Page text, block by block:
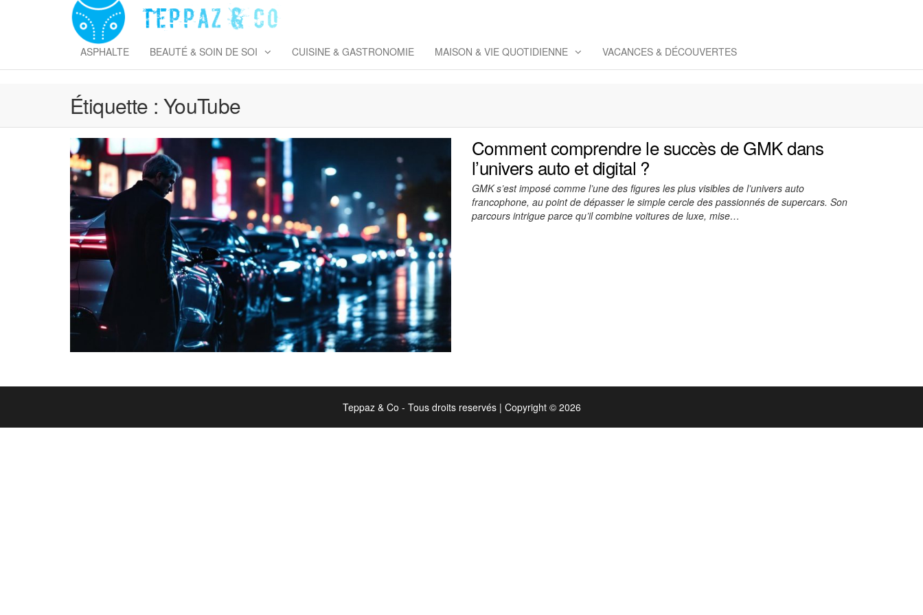
& Co
ASPHALTE BEAUTÉ & SOIN DE SOI CUISINE & GASTRONOMIE MAISON & VIE QUOTIDIENNE VACANCES & DÉCOUVERTES
Étiquette : YouTube
Comment comprendre le succès de GMK dans
l’univers auto et digital ?
GMK s’est imposé comme l’une des figures les plus visibles de l’univers auto
francophone, au point de dépasser le simple cercle des passionnés de supercars. Son
parcours intrigue parce qu’il combine voitures de luxe, mise…
Teppaz & Co - Tous droits reservés | Copyright © 2026